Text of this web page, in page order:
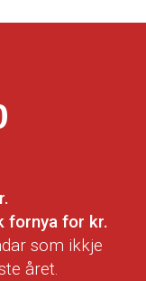
fornya for kr.
som ikkje
året.